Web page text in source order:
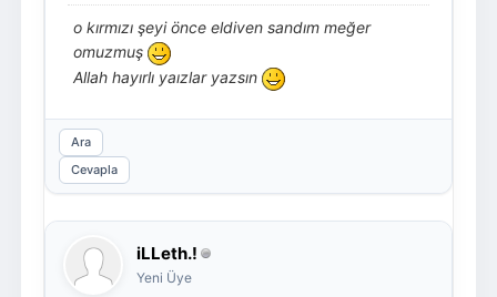
o kırmızı şeyi önce eldiven sandım meğer
omuzmuş
Allah hayırlı yaızlar yazsın
Ara
Cevapla
iLLeth.!
Yeni Üye